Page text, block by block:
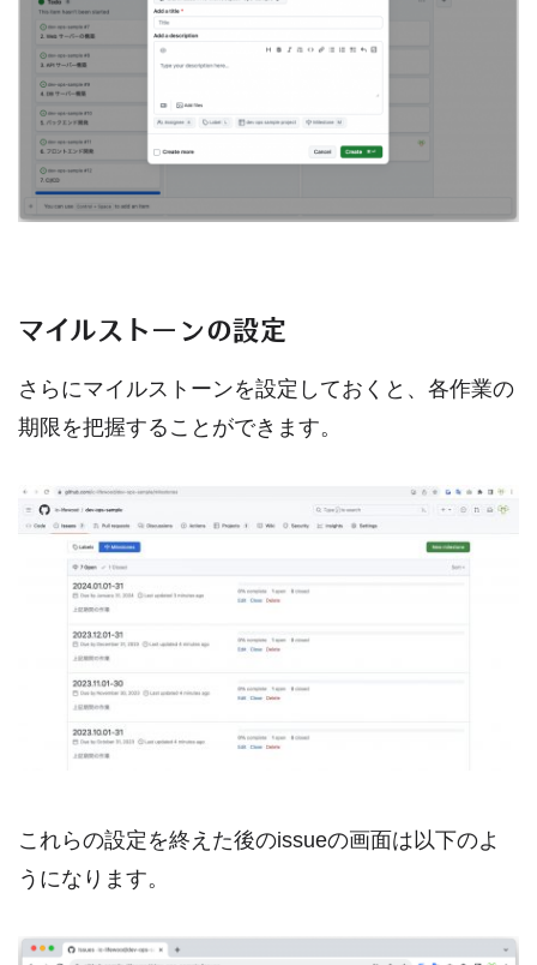
マイルストーンの設定
さらにマイルストーンを設定しておくと、各作業の
期限を把握することができます。
これらの設定を終えた後のissueの画面は以下のよ
うになります。